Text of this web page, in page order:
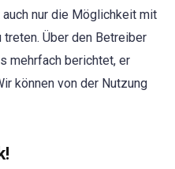
nur die Möglichkeit mit
Über den Betreiber
mehrfach berichtet, er
können von der Nutzung